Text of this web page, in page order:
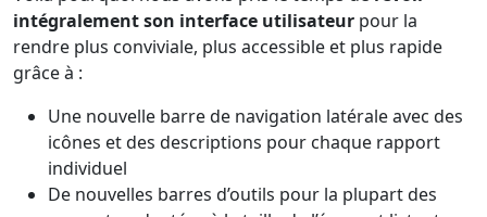
intégralement son interface utilisateur pour la
rendre plus conviviale, plus accessible et plus rapide
grâce à :
Une nouvelle barre de navigation latérale avec des
icônes et des descriptions pour chaque rapport
individuel
De nouvelles barres d’outils pour la plupart des